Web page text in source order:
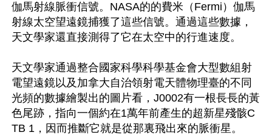
伽馬射線脈衝信號。NASA的的費米（Fermi）伽馬
射線太空望遠鏡捕獲了這些信號。通過這些數據，
天文學家還直接測得了它在太空中的行進速度。
天文學家通過整合國家科學科學基金會大型數組射
電望遠鏡以及加拿大自治領射電天體物理臺的不同
光頻的數據繪製出的圖片看，J0002有一根長長的黃
色尾跡，指向一個約在1萬年前產生的超新星殘骸C
TB 1，因而推斷它就是從那裏飛出來的脈衝星。